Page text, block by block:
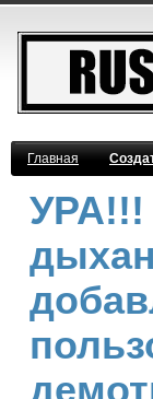
Главная
УРА!!!